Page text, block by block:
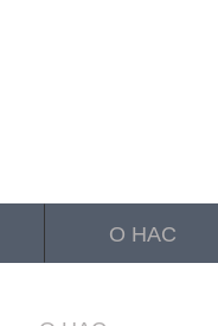
О НАС